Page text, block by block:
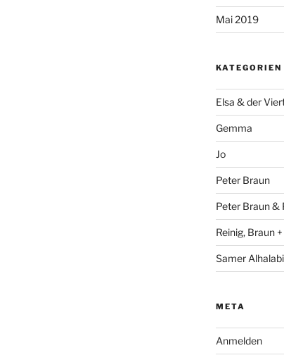
Mai 2019
KATEGORIEN
Elsa & der
Gemma
Jo
Peter Braun
Peter Braun &
Reinig, Braun
Samer Alhalabi
META
Anmelden